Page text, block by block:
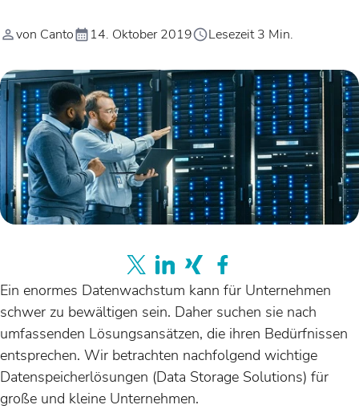
von Canto 14. Oktober 2019 Lesezeit 3 Min.
Ein enormes Datenwachstum kann für Unternehmen
schwer zu bewältigen sein. Daher suchen sie nach
umfassenden Lösungsansätzen, die ihren Bedürfnissen
entsprechen. Wir betrachten nachfolgend wichtige
Datenspeicherlösungen (Data Storage Solutions) für
große und kleine Unternehmen.